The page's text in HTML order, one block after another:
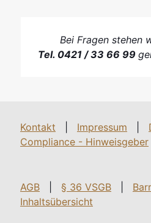
Bei Fragen stehen
Tel. 0421 / 33 66 99
Kontakt Impressum
Compliance - Hinweisgeber
AGB § 36 VSGB
Inhaltsübersicht